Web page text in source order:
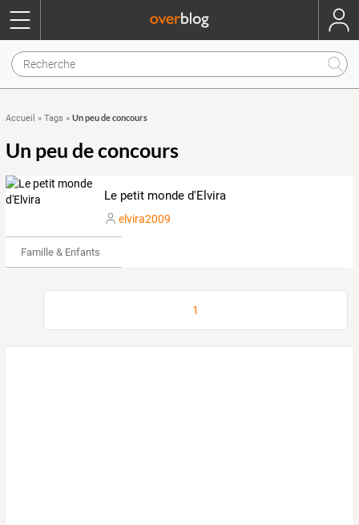
Accueil » Tags » Un peu de concours
Un peu de concours
Le petit monde d'Elvira
elvira2009
Famille & Enfants
1